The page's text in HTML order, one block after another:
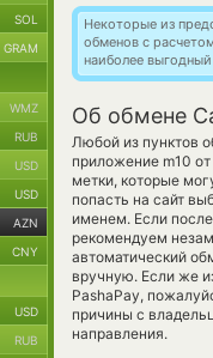
Некоторые из
обменов с
наиболее
Об обмене
Любой из пунктов
приложение m10
метки, которые
попасть на сайт
именем. Если
рекомендуем
автоматический
вручную. Если же
PashaPay,
причины с
направления.
SOL
GRAM
WMZ
RUB
USD
USD
AZN
CNY
USD
RUB